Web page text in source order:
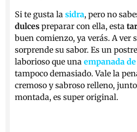
Si te gusta lasidra, pero no
dulces preparar con ella, esta
buen comienzo, ya verás. A ver
sorprende su sabor. Es un
laborioso que unaempanada
tampoco demasiado. Vale la
cremoso y sabroso relleno,
montada, es super original.